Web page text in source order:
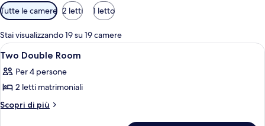
Filtri
disponibili
per
le
camere
Tutte le camere 2 letti 1 letto
Stai visualizzando 19 su 19 camere
Apri
tutte
le
foto
per
Biancheria da letto di alta qualità,
2
Two Double Room
Per 4 persone
2 letti matrimoniali
Scopri di più
Altri